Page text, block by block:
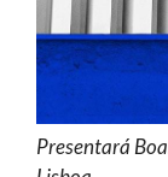
Presentará